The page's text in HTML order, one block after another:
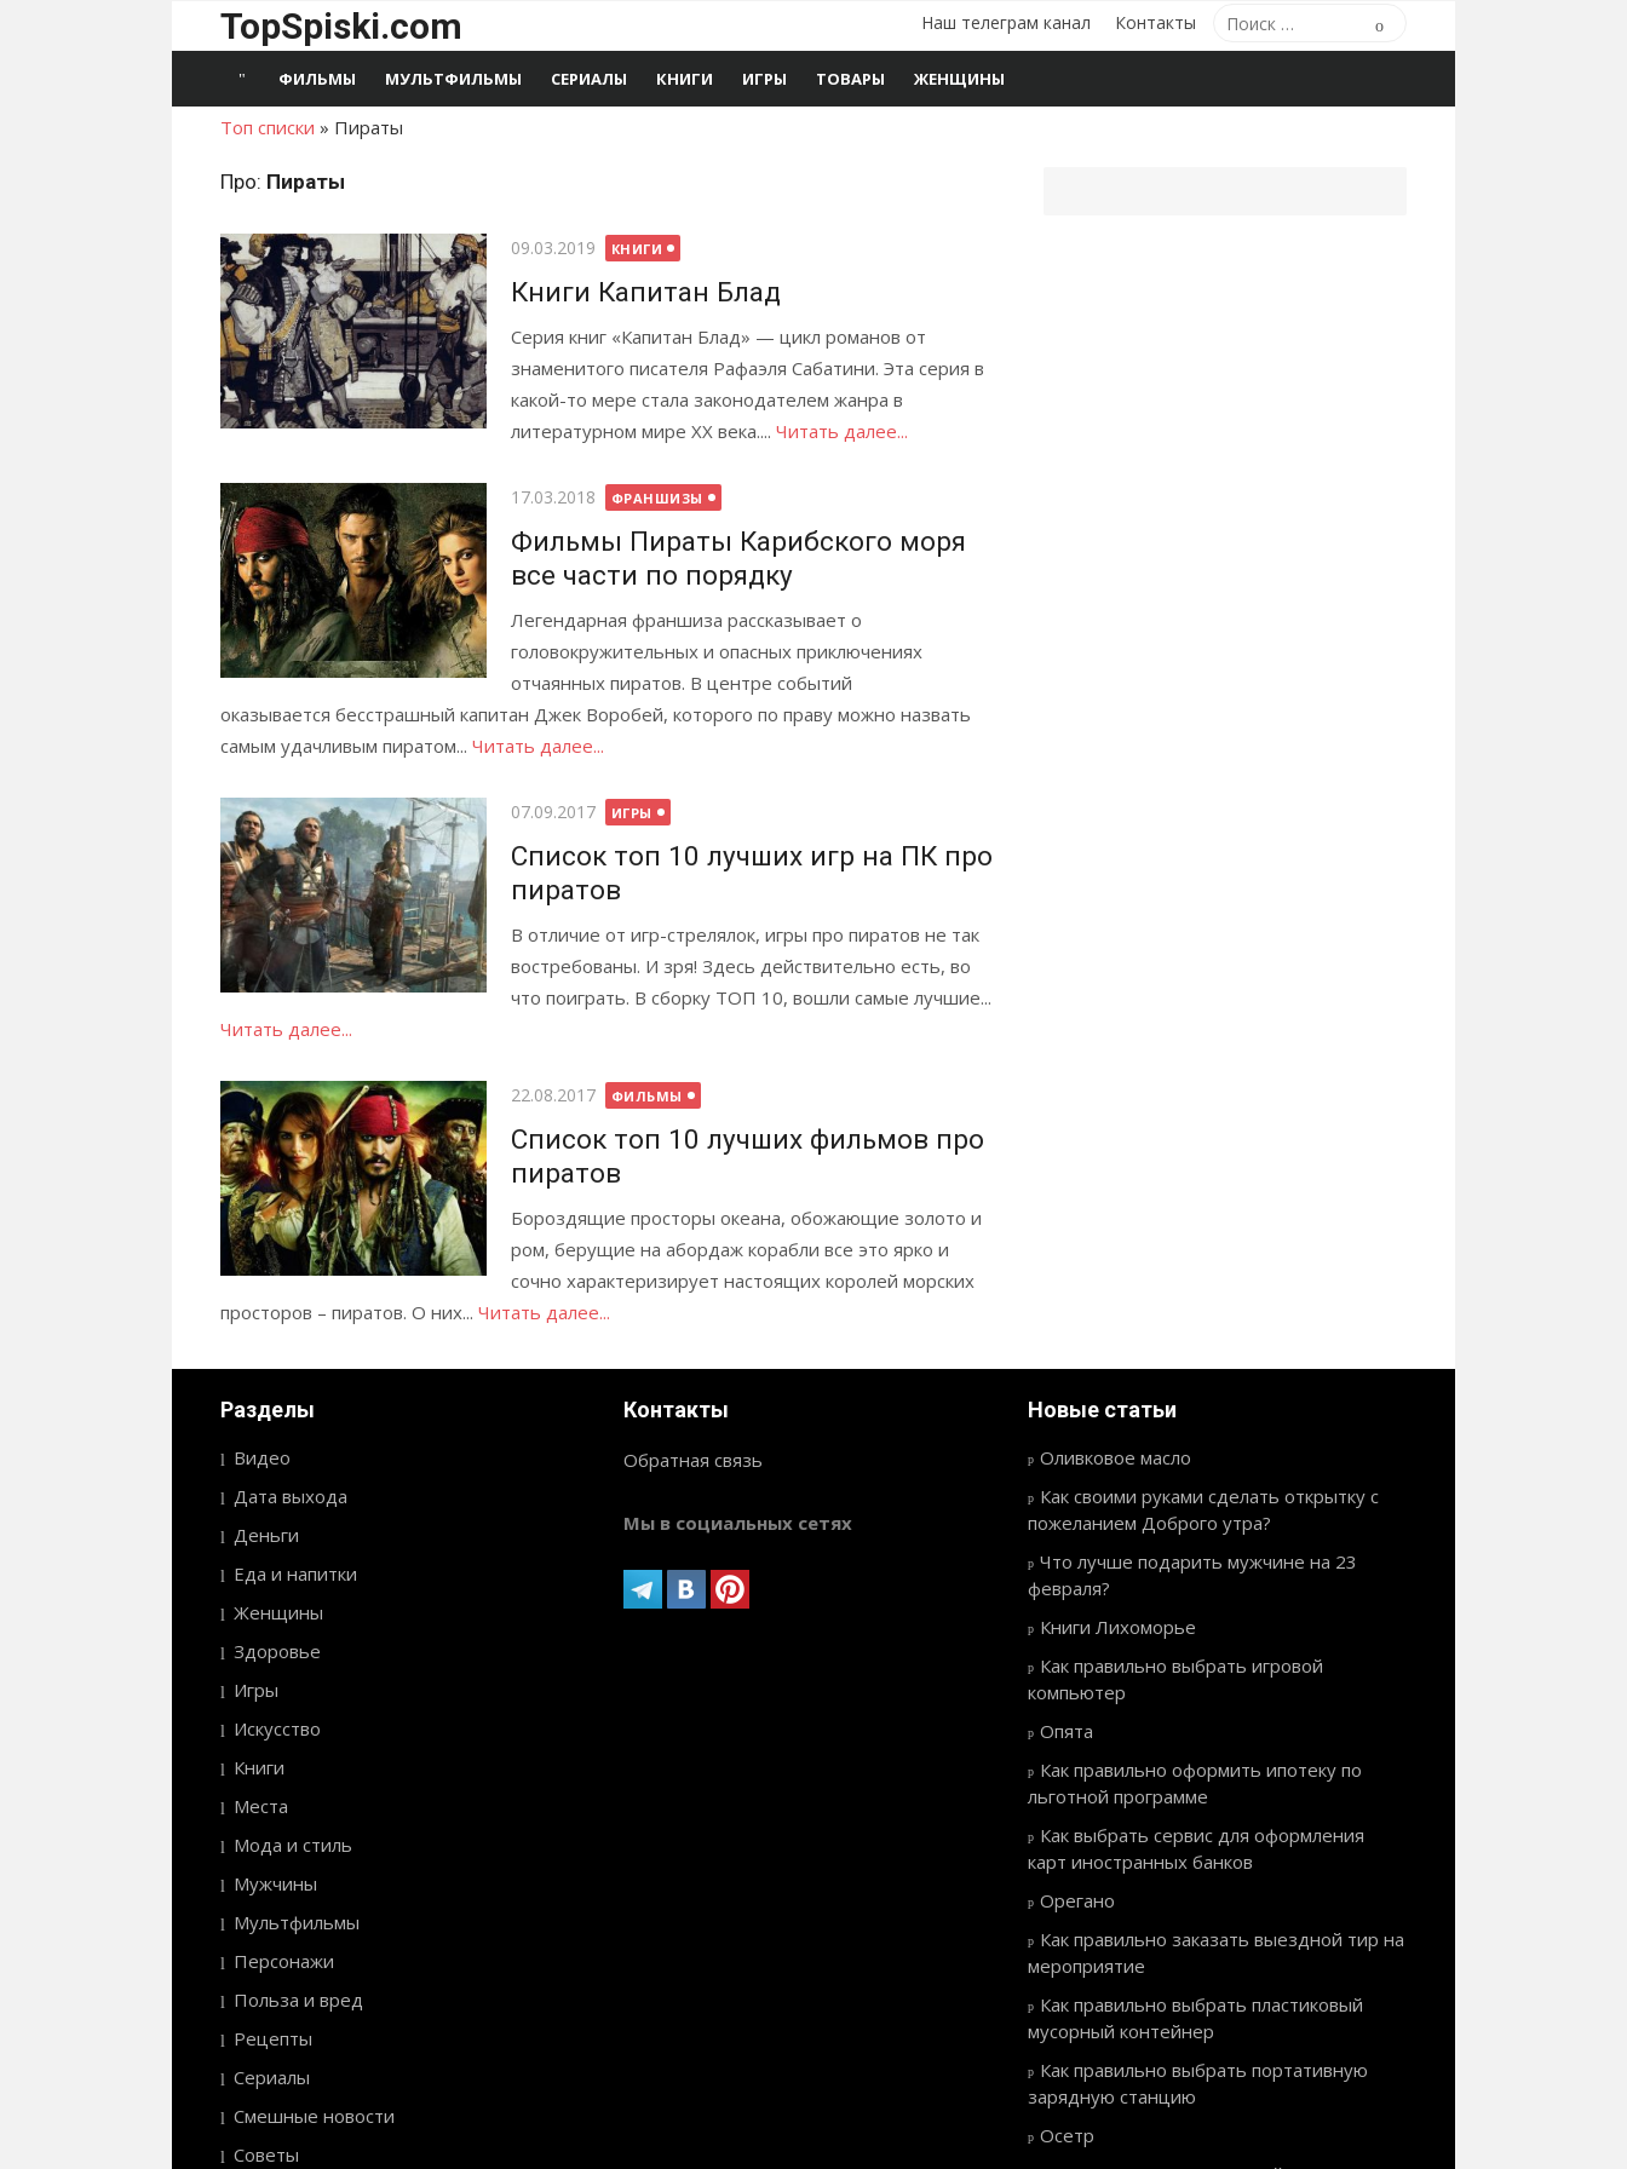
TopSpiski.com
Поиск
по:
Наш телеграм канал Контакты
ФИЛЬМЫ МУЛЬТФИЛЬМЫ СЕРИАЛЫ КНИГИ ИГРЫ ТОВАРЫ ЖЕНЩИНЫ
Топ списки » Пираты
Про: Пираты
Опубликовано
09.03.2019 КНИГИ
Книги Капитан Блад
Серия книг «Капитан Блад» — цикл романов от
знаменитого писателя Рафаэля Сабатини. Эта серия в
какой-то мере стала законодателем жанра в
литературном мире XX века.... Читать далее...
Опубликовано
17.03.2018 ФРАНШИЗЫ
Фильмы Пираты Карибского моря
все части по порядку
Легендарная франшиза рассказывает о
головокружительных и опасных приключениях
отчаянных пиратов. В центре событий
оказывается бесстрашный капитан Джек Воробей, которого по праву можно назвать
самым удачливым пиратом... Читать далее...
Опубликовано
07.09.2017 ИГРЫ
Список топ 10 лучших игр на ПК про
пиратов
В отличие от игр-стрелялок, игры про пиратов не так
востребованы. И зря! Здесь действительно есть, во
что поиграть. В сборку ТОП 10, вошли самые лучшие...
Читать далее...
Опубликовано
22.08.2017 ФИЛЬМЫ
Список топ 10 лучших фильмов про
пиратов
Бороздящие просторы океана, обожающие золото и
ром, берущие на абордаж корабли все это ярко и
сочно характеризирует настоящих королей морских
просторов – пиратов. О них... Читать далее...
Разделы
Видео
Дата выхода
Деньги
Еда и напитки
Женщины
Здоровье
Игры
Искусство
Книги
Места
Мода и стиль
Мужчины
Мультфильмы
Персонажи
Польза и вред
Рецепты
Сериалы
Смешные новости
Советы
Контакты
Обратная связь
Мы в социальных сетях
Новые статьи
Оливковое масло
Как своими руками сделать открытку с
пожеланием Доброго утра?
Что лучше подарить мужчине на 23
февраля?
Книги Лихоморье
Как правильно выбрать игровой
компьютер
Опята
Как правильно оформить ипотеку по
льготной программе
Как выбрать сервис для оформления
карт иностранных банков
Орегано
Как правильно заказать выездной тир на
мероприятие
Как правильно выбрать пластиковый
мусорный контейнер
Как правильно выбрать портативную
зарядную станцию
Осетр